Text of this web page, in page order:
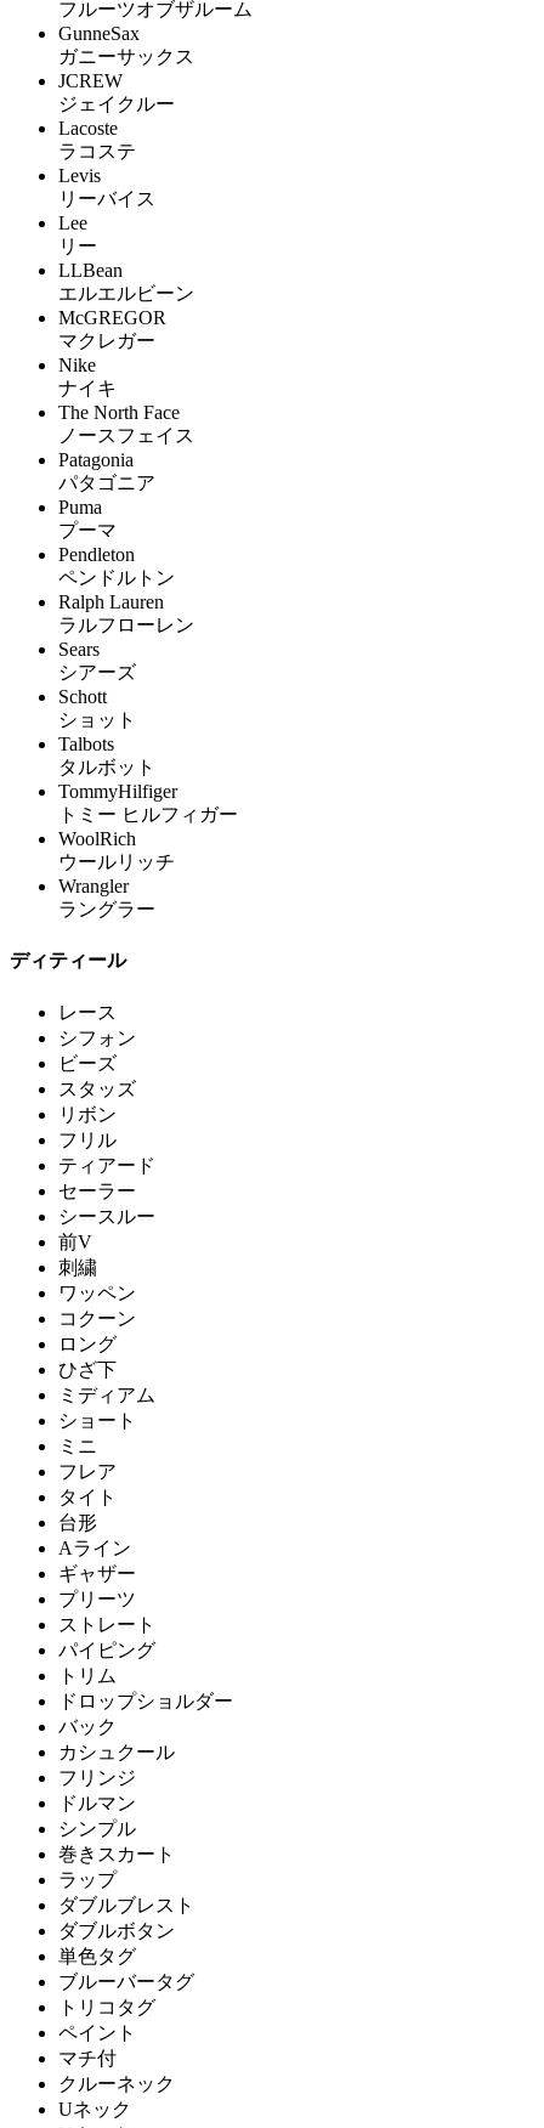
フルーツオブザルーム
GunneSax
ガニーサックス
JCREW
ジェイクルー
Lacoste
ラコステ
Levis
リーバイス
Lee
リー
LLBean
エルエルビーン
McGREGOR
マクレガー
Nike
ナイキ
The North Face
ノースフェイス
Patagonia
パタゴニア
Puma
プーマ
Pendleton
ペンドルトン
Ralph Lauren
ラルフローレン
Sears
シアーズ
Schott
ショット
Talbots
タルボット
TommyHilfiger
トミー ヒルフィガー
WoolRich
ウールリッチ
Wrangler
ラングラー
ディティール
レース
シフォン
ビーズ
スタッズ
リボン
フリル
ティアード
セーラー
シースルー
前V
刺繍
ワッペン
コクーン
ロング
ひざ下
ミディアム
ショート
ミニ
フレア
タイト
台形
Aライン
ギャザー
プリーツ
ストレート
パイピング
トリム
ドロップショルダー
バック
カシュクール
フリンジ
ドルマン
シンプル
巻きスカート
ラップ
ダブルブレスト
ダブルボタン
単色タグ
ブルーバータグ
トリコタグ
ペイント
マチ付
クルーネック
Uネック